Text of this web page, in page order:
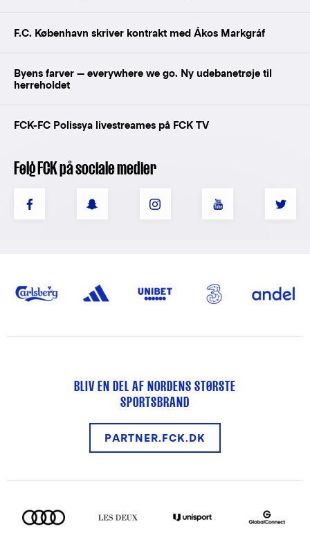
F.C. København skriver kontrakt med Ákos Markgráf
Byens farver — everywhere we go. Ny udebanetrøje til
herreholdet
FCK-FC Polissya livestreames på FCK TV
Følg FCK på sociale medier
BLIV EN DEL AF NORDENS STØRSTE
SPORTSBRAND
PARTNER.FCK.DK